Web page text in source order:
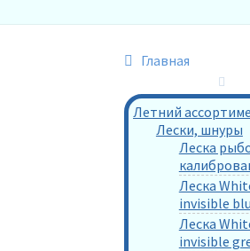
Главная
Летний
Лески, шнуры
Леска
Леска
invisible
Леска
invisible